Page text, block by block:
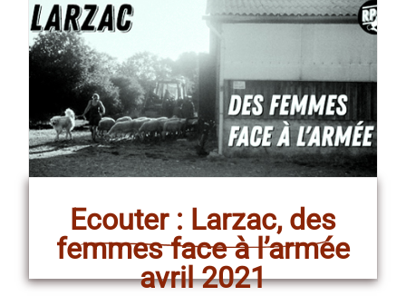
Ecouter : Larzac, des
femmes face à l’armée
avril 2021